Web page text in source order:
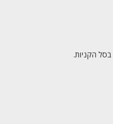
בסל הקניות.